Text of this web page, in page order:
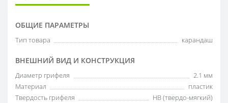
ОБЩИЕ ПАРАМЕТРЫ
Тип товара карандаш
ВНЕШНИЙ ВИД И КОНСТРУКЦИЯ
Диаметр грифеля
2.1 мм
Материал
пластик
Твердость грифеля
HB (твердо-мягкий)